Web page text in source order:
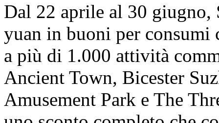
Dal 22 aprile al 30
yuan in buoni per
a più di 1.000 attività
Ancient Town, Bicester
Amusement Park e The